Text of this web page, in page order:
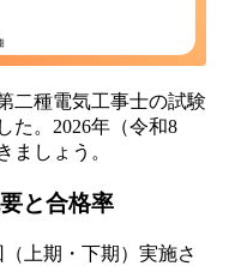
二種電気工事士の試験
た。2026年（令和8
ましょう。
と合格率
上期・下期）実施さ